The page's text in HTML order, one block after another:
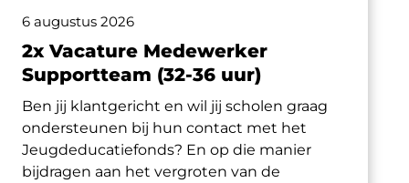
6 augustus 2026
2x Vacature Medewerker
Supportteam (32-36 uur)
Ben jij klantgericht en wil jij scholen graag
ondersteunen bij hun contact met het
Jeugdeducatiefonds? En op die manier
bijdragen aan het vergroten van de